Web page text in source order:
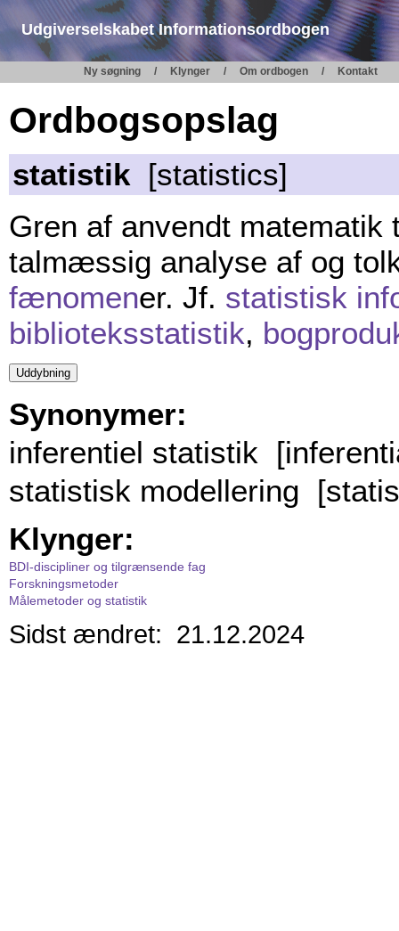
Udgiverselskabet Informationsordbogen
Ny søgning Klynger Om ordbogen Kontakt
Ordbogsopslag
statistik [statistics]
Gren af anvendt
talmæssig analyse af og
fænomener. Jf. statistisk
biblioteksstatistik,
Synonymer:
inferentiel statistik
statistisk modellering
Klynger:
BDI-discipliner og tilgrænsende fag
Forskningsmetoder
Målemetoder og statistik
Sidst ændret: 21.12.2024